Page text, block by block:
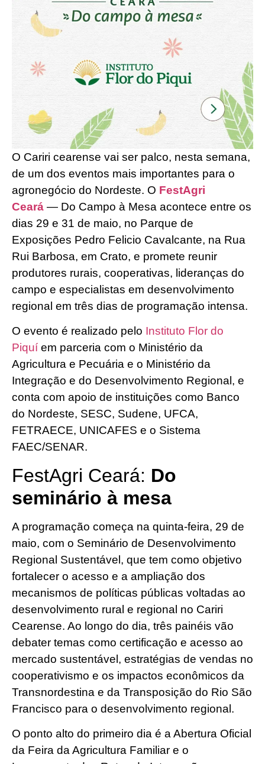
O Cariri cearense vai ser palco, nesta semana,
de um dos eventos mais importantes para o
agronegócio do Nordeste. O FestAgri
Ceará — Do Campo à Mesa acontece entre os
dias 29 e 31 de maio, no Parque de
Exposições Pedro Felicio Cavalcante, na Rua
Rui Barbosa, em Crato, e promete reunir
produtores rurais, cooperativas, lideranças do
campo e especialistas em desenvolvimento
regional em três dias de programação intensa.
O evento é realizado pelo Instituto Flor do
Piquí em parceria com o Ministério da
Agricultura e Pecuária e o Ministério da
Integração e do Desenvolvimento Regional, e
conta com apoio de instituições como Banco
do Nordeste, SESC, Sudene, UFCA,
FETRAECE, UNICAFES e o Sistema
FAEC/SENAR.
FestAgri Ceará: Do
seminário à mesa
A programação começa na quinta-feira, 29 de
maio, com o Seminário de Desenvolvimento
Regional Sustentável, que tem como objetivo
fortalecer o acesso e a ampliação dos
mecanismos de políticas públicas voltadas ao
desenvolvimento rural e regional no Cariri
Cearense. Ao longo do dia, três painéis vão
debater temas como certificação e acesso ao
mercado sustentável, estratégias de vendas no
cooperativismo e os impactos econômicos da
Transnordestina e da Transposição do Rio São
Francisco para o desenvolvimento regional.
O ponto alto do primeiro dia é a Abertura Oficial
da Feira da Agricultura Familiar e o